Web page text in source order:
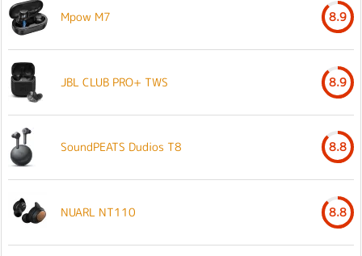
Mpow M7 8.9
JBL CLUB PRO+ TWS 8.9
SoundPEATS Dudios T8 8.8
NUARL NT110 8.8